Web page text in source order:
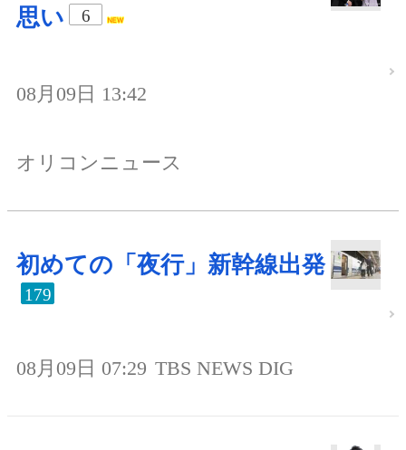
思い 6
08月09日 13:42
オリコンニュース
初めての「夜行」新幹線出発
179
08月09日 07:29 TBS NEWS DIG